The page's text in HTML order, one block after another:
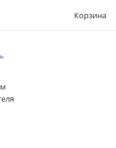
Корзина